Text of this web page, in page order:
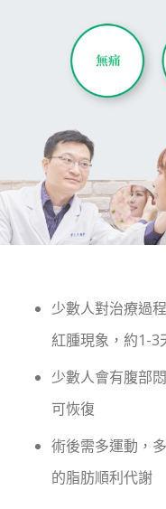
少數人對治療過
紅腫現象，約1-3
少數人會有腹部
可恢復
術後需多運動，
的脂肪順利代謝